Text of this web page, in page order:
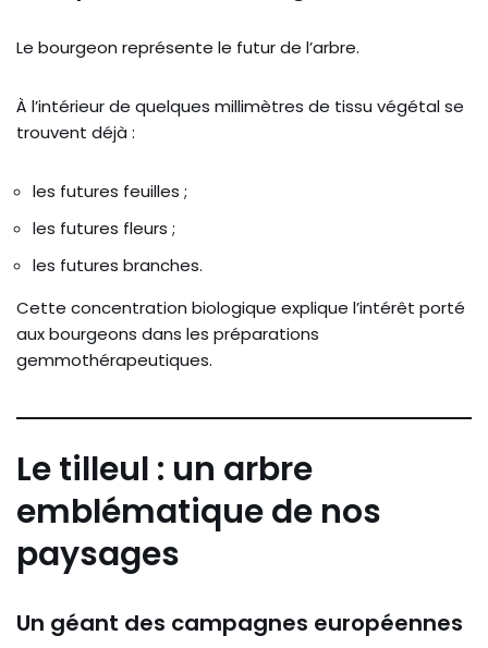
Le bourgeon représente le futur de l’arbre.
À l’intérieur de quelques millimètres de tissu végétal se
trouvent déjà :
les futures feuilles ;
les futures fleurs ;
les futures branches.
Cette concentration biologique explique l’intérêt porté
aux bourgeons dans les préparations
gemmothérapeutiques.
Le tilleul : un arbre
emblématique de nos
paysages
Un géant des campagnes européennes